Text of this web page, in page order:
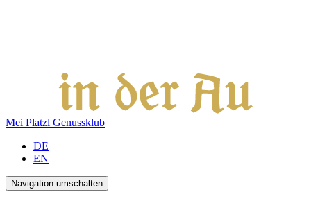
Mei Platzl Genussklub
DE
EN
Navigation umschalten